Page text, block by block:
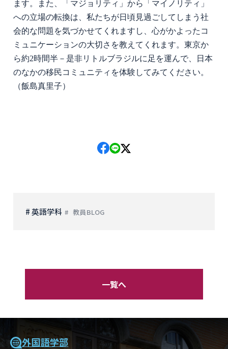
ます。また、「マジョリティ」から「マイノリティ」
への立場の転換は、私たちが日頃見過ごしてしまう社
会的な問題を気づかせてくれますし、心がかよったコ
ミュニケーションの大切さを教えてくれます。東京か
ら約2時間半－是非リトルブラジルに足を運んで、日本
のなかの移民コミュニティを体験してみてください。
（飯島真里子）
# 英語学科 教員BLOG
一覧へ
外国語学部